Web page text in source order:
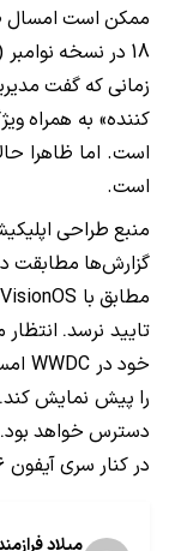
ممکن است امسال
18 در نسخه نوامبر
زمانیکه گفت
کننده» به همراه
است. اما ظاهرا
است.
منبع طراحی
گزارش‌ها مطابقت
مطابق با VisionOS
تایید نرسد. انتظار
خود در WWDC امسال
را پیش ‌نمایشکند.
دسترس خواهد بود.
در کنار سریآیفون ۱۶
میلاد